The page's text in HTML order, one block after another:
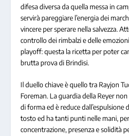
difesa diversa da quella messa in
servirà pareggiare l’energia dei
vincere per sperare nella salvezza.
controllo dei rimbalzi e delle
playoff: questa la ricetta per poter
brutta prova di Brindisi.
Il duello chiave è quello tra Rayjon
Foreman. La guardia della Reyer
di forma ed è reduce dall’espulsione
tosto ed ha tanti punti nelle mani,
concentrazione, presenza e solidità